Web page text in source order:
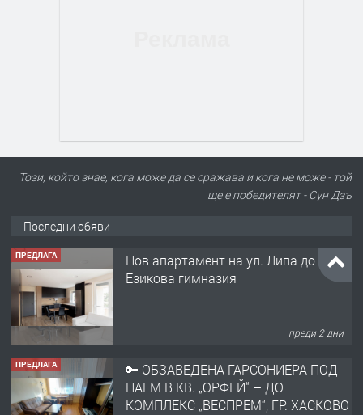
Този, който знае, кога може да се сражава и кога не може - той
ще е победителят - Сун Дзъ
Последни обяви
ПРЕДЛАГА
Нов апартамент на ул. Липа до
Езикова гимназия
преди 2 дни
ПРЕДЛАГА
🔑 ОБЗАВЕДЕНА ГАРСОНИЕРА ПОД
НАЕМ В КВ. „ОРФЕЙ“ – ДО
КОМПЛЕКС „ВЕСПРЕМ“, ГР. ХАСКОВО